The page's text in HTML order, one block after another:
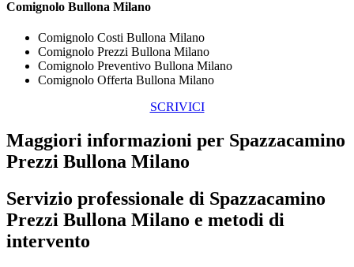
Comignolo Bullona Milano
Comignolo Costi Bullona Milano
Comignolo Prezzi Bullona Milano
Comignolo Preventivo Bullona Milano
Comignolo Offerta Bullona Milano
SCRIVICI
Maggiori informazioni per Spazzacamino
Prezzi Bullona Milano
Servizio professionale di Spazzacamino
Prezzi Bullona Milano e metodi di
intervento